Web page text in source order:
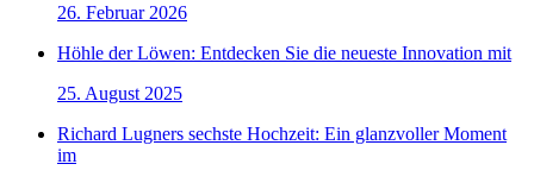
26. Februar 2026
Höhle der Löwen: Entdecken Sie die neueste Innovation mit
25. August 2025
Richard Lugners sechste Hochzeit: Ein glanzvoller Moment
im